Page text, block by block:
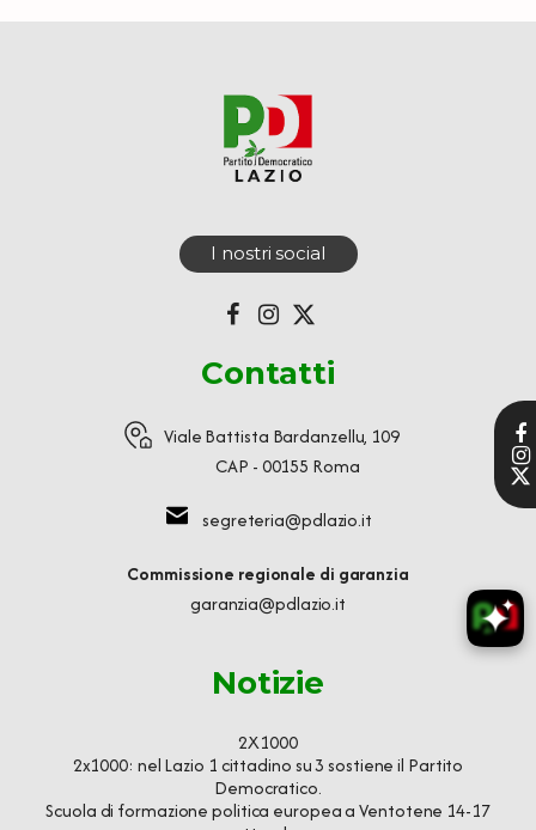
I nostri social
Contatti
Viale Battista Bardanzellu, 109
CAP - 00155 Roma
segreteria@pdlazio.it
Commissione regionale di garanzia
garanzia@pdlazio.it
Notizie
2X1000
2x1000: nel Lazio 1 cittadino su 3 sostiene il Partito
Democratico.
Scuola di formazione politica europea a Ventotene 14-17